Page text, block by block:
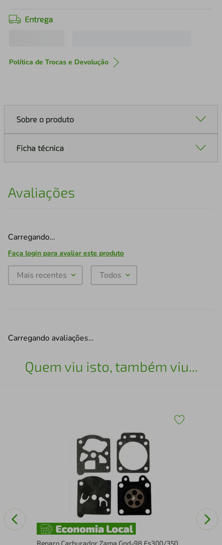
Entrega
Política de Trocas e Devolução
Sobre o produto
Ficha técnica
Avaliações
Carregando…
Faça login para avaliar este produto
Mais recentes Todos
Carregando avaliações…
Quem viu isto, também viu...
Reparo Carburador Zama Gnd-98 Fs300/350